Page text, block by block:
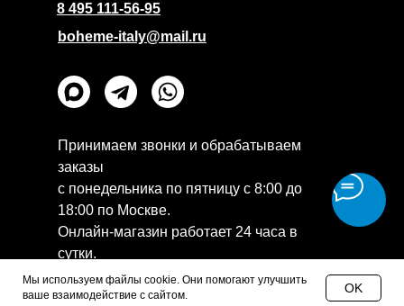
Мы используем файлы cookie. Они помогают улучшить
ваше взаимодействие с сайтом.
OK
8 495 111-56-95
boheme-italy@mail.ru
Принимаем звонки и обрабатываем
заказы
с понедельника по пятницу с 8:00 до
18:00 по Москве.
Онлайн-магазин работает 24 часа в
сутки.
Политика конфиденциальности